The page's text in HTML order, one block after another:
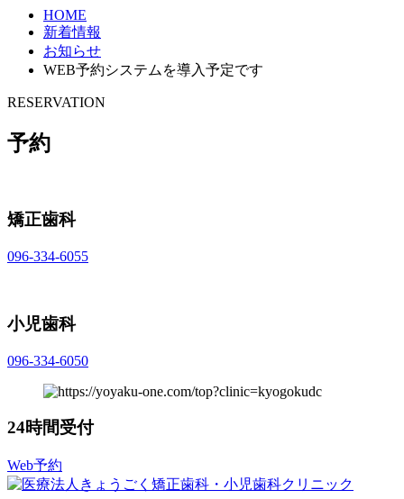
HOME
新着情報
お知らせ
WEB予約システムを導入予定です
RESERVATION
予約
矯正歯科
096-334-6055
小児歯科
096-334-6050
24時間受付
Web予約